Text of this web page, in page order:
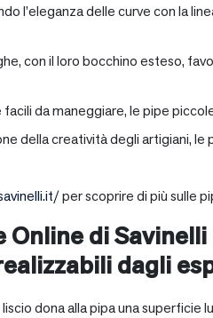
l’eleganza delle curve con la
con il loro bocchino esteso,
da maneggiare, le pipe
della creatività degli artigiani,
per scoprire di più sulle
Online di
dagli
liscio dona alla pipa una